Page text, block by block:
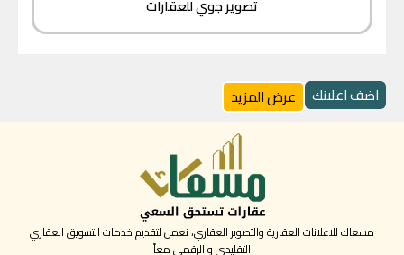
تصوير جوي للعقارات
اضف اعلانك عرض المزيد
مسعاك للاعلانات العقارية والتصوير العقاري، نعمل لتقديم خدمات التسويق العقاري
التقليدي و الرقمي معاً